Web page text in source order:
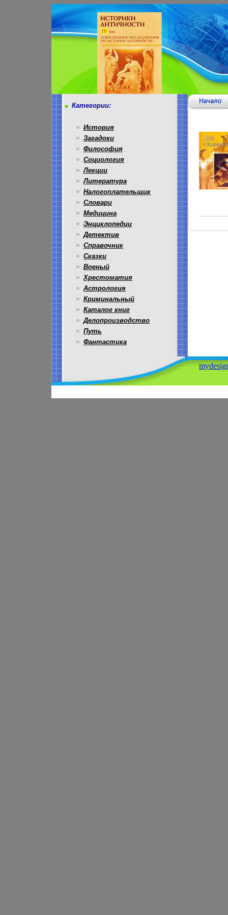
Категории:
История
Загадоки
Философия
Социология
Лекции
Литература
Налогоплательщик
Словари
Медицина
Энциклопедии
Детектив
Справочник
Сказки
Военый
Хрестоматия
Астрология
Криминальный
Каталог книг
Делопроизводство
Путь
Фантастика